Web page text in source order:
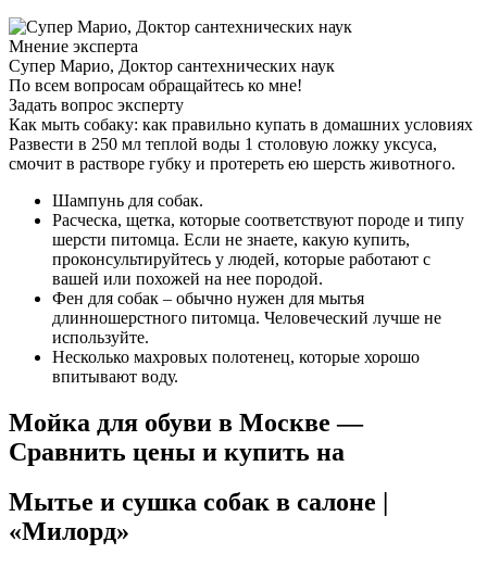
Мнение эксперта
Супер Марио, Доктор сантехнических наук
По всем вопросам обращайтесь ко мне!
Задать вопрос эксперту
Как мыть собаку: как правильно купать в домашних условиях
Развести в 250 мл теплой воды 1 столовую ложку уксуса,
смочит в растворе губку и протереть ею шерсть животного.
Шампунь для собак.
Расческа, щетка, которые соответствуют породе и типу
шерсти питомца. Если не знаете, какую купить,
проконсультируйтесь у людей, которые работают с
вашей или похожей на нее породой.
Фен для собак – обычно нужен для мытья
длинношерстного питомца. Человеческий лучше не
используйте.
Несколько махровых полотенец, которые хорошо
впитывают воду.
Мойка для обуви в Москве —
Сравнить цены и купить на
Мытье и сушка собак в салоне |
«Милорд»